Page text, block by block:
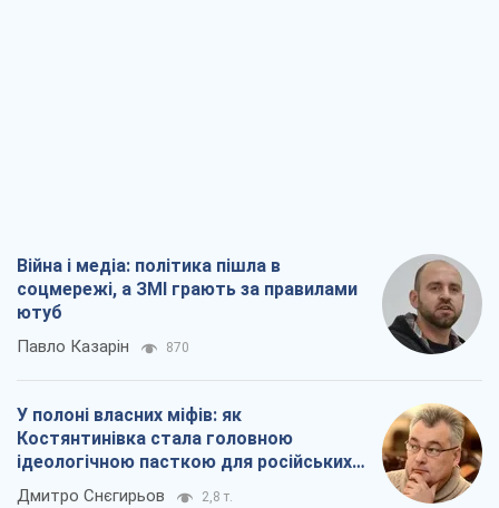
Війна і медіа: політика пішла в
соцмережі, а ЗМІ грають за правилами
ютуб
Павло Казарін 870
У полоні власних міфів: як
Костянтинівка стала головною
ідеологічною пасткою для російських
окупантів
Дмитро Снєгирьов 2,8 т.